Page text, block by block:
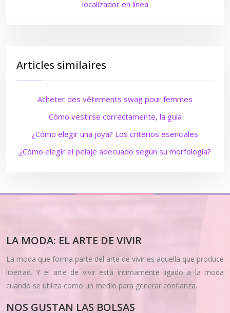
localizador en línea
Articles similaires
Acheter des vêtements swag pour femmes
Cómo vestirse correctamente, la guía
¿Cómo elegir una joya? Los criterios esenciales
¿Cómo elegir el pelaje adecuado según su morfología?
LA MODA: EL ARTE DE VIVIR
La moda que forma parte del arte de vivir es aquella que produce
libertad. Y el arte de vivir está íntimamente ligado a la moda
cuando se utiliza como un medio para generar confianza.
NOS GUSTAN LAS BOLSAS